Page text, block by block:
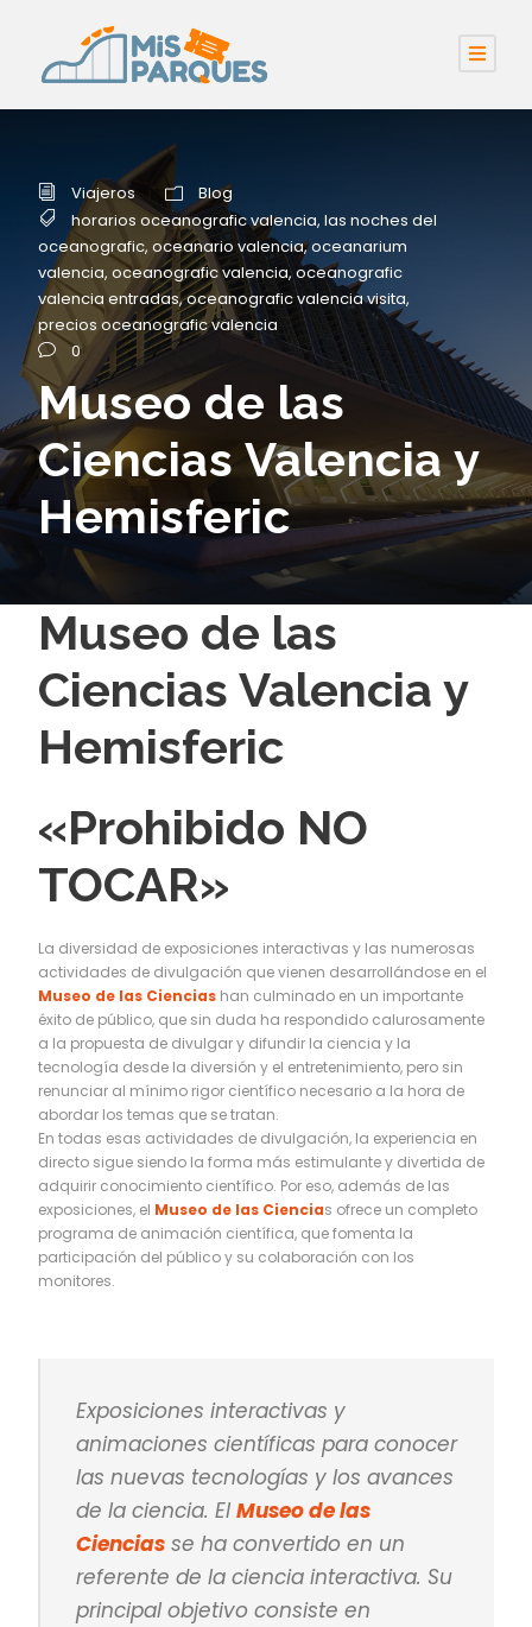
Viajeros
Blog
horarios oceanografic valencia, las noches del
oceanografic, oceanario valencia,oceanarium
valencia, oceanografic valencia,oceanografic
valencia entradas,oceanografic valencia visita,
precios oceanografic valencia
0
Museo de las
Ciencias Valencia y
Hemisferic
Museo de las
Ciencias Valencia y
Hemisferic
«Prohibido NO
TOCAR»
La diversidad de exposiciones interactivas y las numerosas
actividades de divulgación que vienen desarrollándose en el
Museo de las Ciencias han culminado en un importante
éxito de público, que sin duda ha respondido calurosamente
a la propuesta de divulgar y difundir la ciencia y la
tecnología desde la diversión y el entretenimiento, pero sin
renunciar al mínimo rigor científico necesario a la hora de
abordar los temas que se tratan.
En todas esas actividades de divulgación, la experiencia en
directo sigue siendo la forma más estimulante y divertida de
adquirir conocimiento científico. Por eso, además de las
exposiciones, el Museo de las Ciencias ofrece un completo
programa de animación científica, que fomenta la
participación del público y su colaboración con los
monitores.
Exposiciones interactivas y
animaciones científicas para conocer
las nuevas tecnologías y los avances
de la ciencia. El Museo de las
Ciencias se ha convertido en un
referente de la ciencia interactiva. Su
principal objetivo consiste en